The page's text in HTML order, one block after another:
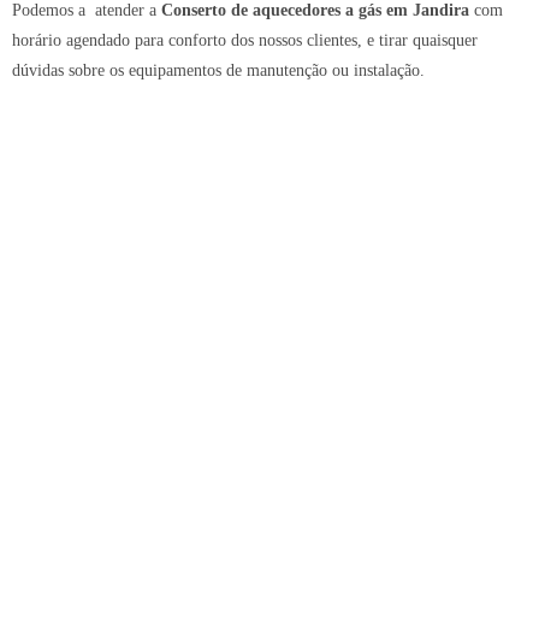
Podemos a atender a Conserto de aquecedores a gás em Jandira com
horário agendado para conforto dos nossos clientes, e tirar quaisquer
dúvidas sobre os equipamentos de manutenção ou instalação.